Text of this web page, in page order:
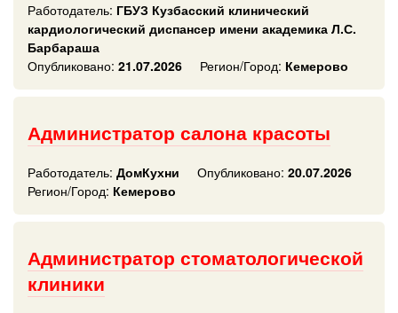
Работодатель: ГБУЗ Кузбасский клинический
кардиологический диспансер имени академика Л.С.
Барбараша
Опубликовано: 21.07.2026 Регион/Город: Кемерово
Администратор салона красоты
Работодатель: ДомКухни Опубликовано: 20.07.2026
Регион/Город: Кемерово
Администратор стоматологической
клиники